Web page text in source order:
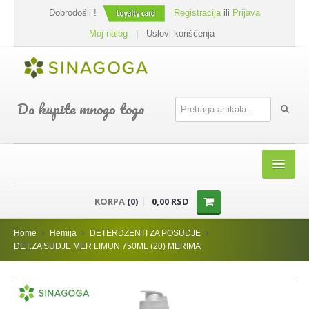
Dobrodošli ! Registracijaili Prijava
Moj nalog
Uslovi korišćenja
Da kupite mnogo toga
SHOP
PREHRANA
DODACI JELIMA
KORPA (0) 0,00 RSD
Home Hemija
DETERDZENTI ZA POSUDJE
DET.ZA SUDJE MER LIMUN 750ML (20) MERIMA